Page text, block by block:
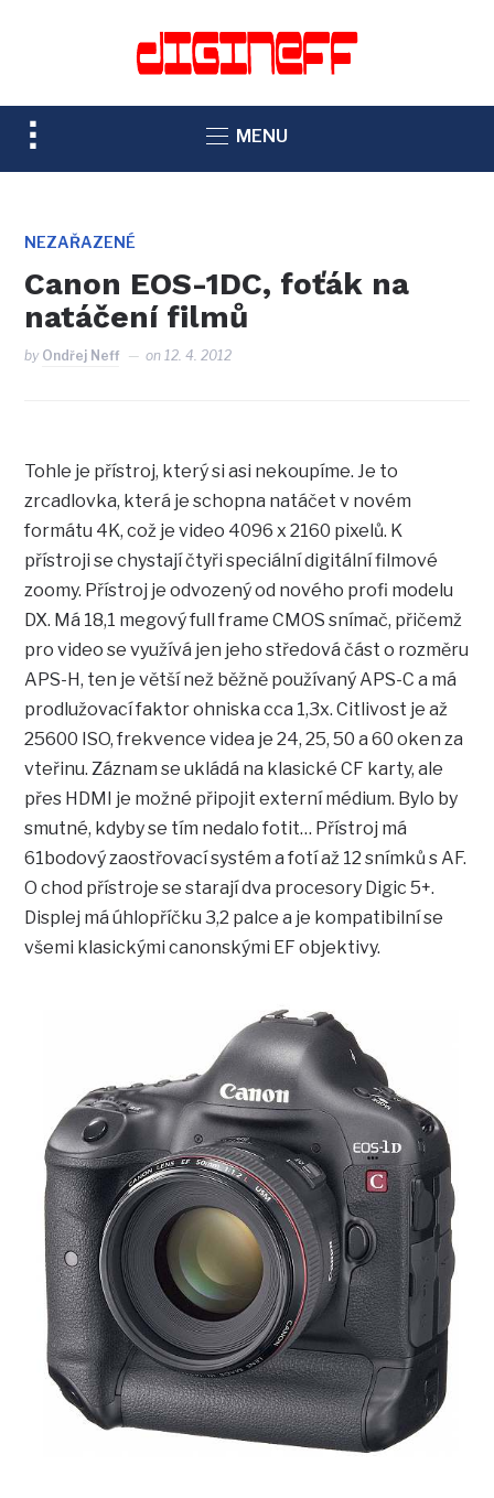
TOGGLE
SIDEBAR
NAVIGATION
MENU
NEZAŘAZENÉ
Canon EOS-1DC, foťák na
natáčení filmů
by Ondřej Neff on12. 4. 2012
Tohle je přístroj, který si asi nekoupíme. Je to
zrcadlovka, která je schopna natáčet v novém
formátu 4K, což je video 4096 x 2160 pixelů. K
přístroji se chystají čtyři speciální digitální filmové
zoomy. Přístroj je odvozený od nového profi modelu
DX. Má 18,1 megový full frame CMOS snímač, přičemž
pro video se využívá jen jeho středová část o rozměru
APS-H, ten je větší než běžně používaný APS-C a má
prodlužovací faktor ohniska cca 1,3x. Citlivost je až
25600 ISO, frekvence videa je 24, 25, 50 a 60 oken za
vteřinu. Záznam se ukládá na klasické CF karty, ale
přes HDMI je možné připojit externí médium. Bylo by
smutné, kdyby se tím nedalo fotit… Přístroj má
61bodový zaostřovací systém a fotí až 12 snímků s AF.
O chod přístroje se starají dva procesory Digic 5+.
Displej má úhlopříčku 3,2 palce a je kompatibilní se
všemi klasickými canonskými EF objektivy.